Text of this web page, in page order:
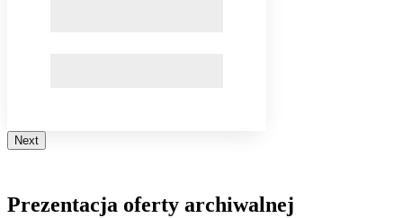
Next
Prezentacja oferty archiwalnej